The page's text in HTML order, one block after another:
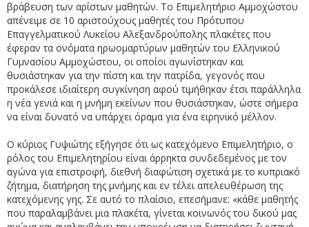
βράβευση των αρίστων μαθητών. Το Επιμελητήριο Αμμοχώστου
απένειμε σε 10 αριστούχους μαθητές του Πρότυπου
Επαγγελματικού Λυκείου Αλεξανδρούπολης πλακέτες που
έφεραν τα ονόματα ηρωομαρτύρων μαθητών του Ελληνικού
Γυμνασίου Αμμοχώστου, οι οποίοι αγωνίστηκαν και
θυσιάστηκαν για την πίστη και την πατρίδα, γεγονός που
προκάλεσε ιδιαίτερη συγκίνηση αφού τιμήθηκαν έτσι παράλληλα
η νέα γενιά και η μνήμη εκείνων που θυσιάστηκαν, ώστε σήμερα
να είναι δυνατό να υπάρχει όραμα για ένα ειρηνικό μέλλον.
Ο κύριος Γυψιώτης εξήγησε ότι ως κατεχόμενο Επιμελητήριο, ο
ρόλος του Επιμελητηρίου είναι άρρηκτα συνδεδεμένος με τον
αγώνα για επιστροφή, διεθνή διαφώτιση σχετικά με το κυπριακό
ζήτημα, διατήρηση της μνήμης και εν τέλει απελευθέρωση της
κατεχόμενης γης. Σε αυτό το πλαίσιο, επεσήμανε: «κάθε μαθητής
που παραλαμβάνει μια πλακέτα, γίνεται κοινωνός του δικού μας